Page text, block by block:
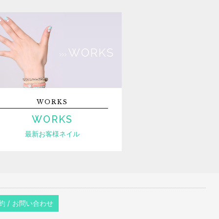
WORKS
WORKS
最新お客様ネイル
/ お問い合わせ